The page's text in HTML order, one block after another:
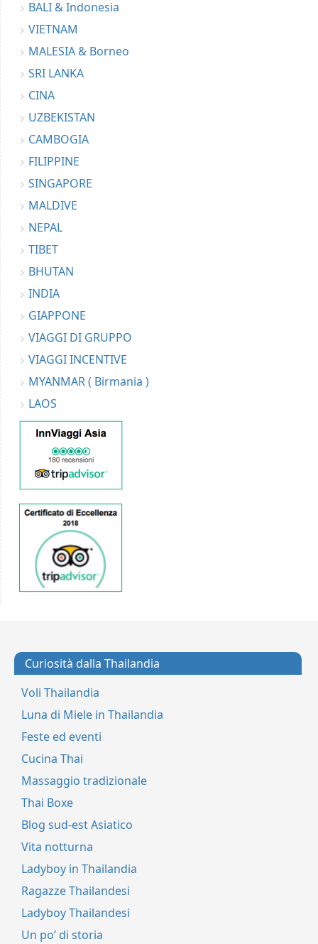
BALI & Indonesia
VIETNAM
MALESIA & Borneo
SRI LANKA
CINA
UZBEKISTAN
CAMBOGIA
FILIPPINE
SINGAPORE
MALDIVE
NEPAL
TIBET
BHUTAN
INDIA
GIAPPONE
VIAGGI DI GRUPPO
VIAGGI INCENTIVE
MYANMAR ( Birmania )
LAOS
Curiosità dalla Thailandia
Voli Thailandia
Luna di Miele in Thailandia
Feste ed eventi
Cucina Thai
Massaggio tradizionale
Thai Boxe
Blog sud-est Asiatico
Vita notturna
Ladyboy in Thailandia
Ragazze Thailandesi
Ladyboy Thailandesi
Un po’ di storia